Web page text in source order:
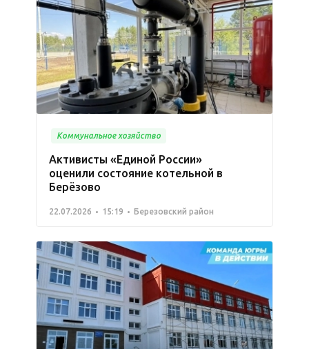
Коммунальное хозяйство
Активисты «Единой России»
оценили состояние котельной в
Берёзово
22.07.2026 15:19 Березовский район